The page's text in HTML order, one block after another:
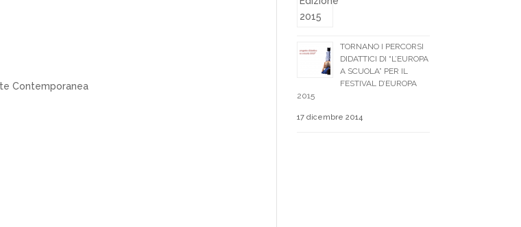
Contemporanea
TORNANO I PERCORSI
DIDATTICI DI “L’EUROPA
A SCUOLA” PER IL
FESTIVAL D’EUROPA
2015
17 dicembre 2014